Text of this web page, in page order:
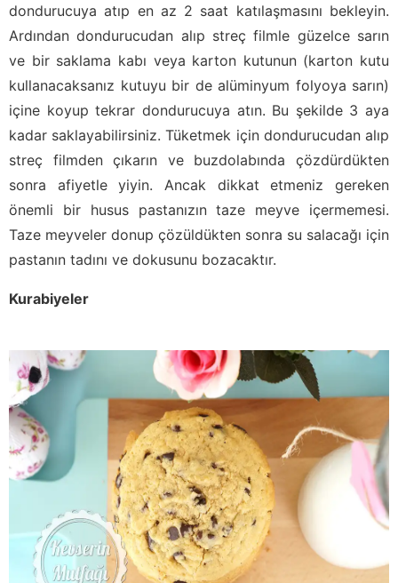
dondurucuya atıp en az 2 saat katılaşmasını bekleyin.
Ardından dondurucudan alıp streç filmle güzelce sarın
ve bir saklama kabı veya karton kutunun (karton kutu
kullanacaksanız kutuyu bir de alüminyum folyoya sarın)
içine koyup tekrar dondurucuya atın. Bu şekilde 3 aya
kadar saklayabilirsiniz. Tüketmek için dondurucudan alıp
streç filmden çıkarın ve buzdolabında çözdürdükten
sonra afiyetle yiyin. Ancak dikkat etmeniz gereken
önemli bir husus pastanızın taze meyve içermemesi.
Taze meyveler donup çözüldükten sonra su salacağı için
pastanın tadını ve dokusunu bozacaktır.
Kurabiyeler